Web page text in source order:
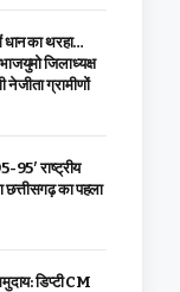
धान का थरहा…
जिलाध्यक्ष
जीता ग्रामीणों
राष्ट्रीय
छत्तीसगढ़ का पहला
डिप्टी CM